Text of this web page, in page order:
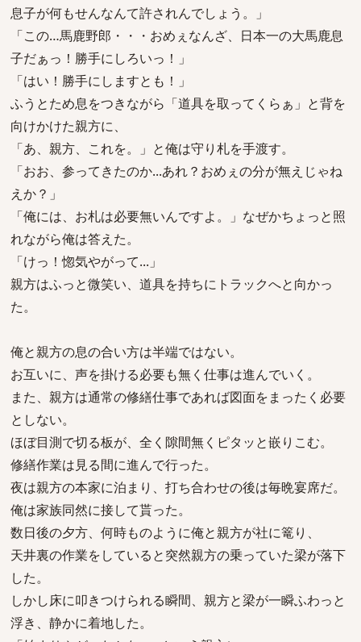
息子が何もせんなんて許されんでしょう。」
「この…馬鹿野郎・・・おめぇなんざ、日本一の大馬鹿息
子だぁっ！勝手にしろいっ！」
「はい！勝手にしますとも！」
ふうとため息をつきながら「道具を取ってくらぁ」と背を
向けかけた親方に、
「あ、親方、これを。」と俺は守り札を手渡す。
「おお、参ってきたのか...あれ？おめぇの分が無えじゃね
えか？」
「俺には、お札は必要無いんですよ。」なぜかちょっと照
れながら俺は答えた。
「けっ！惚気やがって...」
親方はふっと微笑い、道具を持ちにトラックへと向かっ
た。
俺と親方の息の合い方は半端ではない。
お互いに、声を掛ける必要も無く仕事は進んでいく。
また、親方は通常の修繕仕事であれば図面をまったく必要
としない。
ほぼ目測で切る板が、全く隙間無くピタッと嵌りこむ。
修繕作業は見る間に進んで行った。
夜は親方の本家に泊まり、打ち合わせの後は毎晩宴席だ。
俺は家族同然に接して貰った。
数日後の夕方、何時ものように俺と親方が社に篭り、
天井裏の作業をしていると突然親方の乗っていた梁が落下
した。
しかし床に叩きつけられる瞬間、親方と梁が一瞬ふわっと
浮き、静かに着地した。